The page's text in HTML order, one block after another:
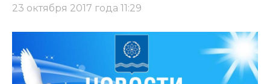
23 октября 2017 года 11:29